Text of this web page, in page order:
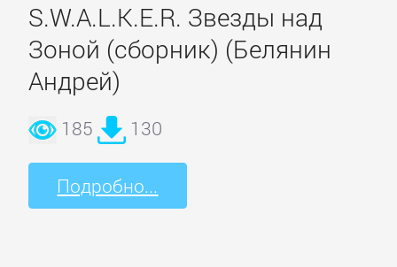
S.W.A.L.K.E.R. Звезды над
Зоной (сборник) (Белянин
Андрей)
185 130
Подробно...
Боевая
фантастика
Боевики:
Прочее